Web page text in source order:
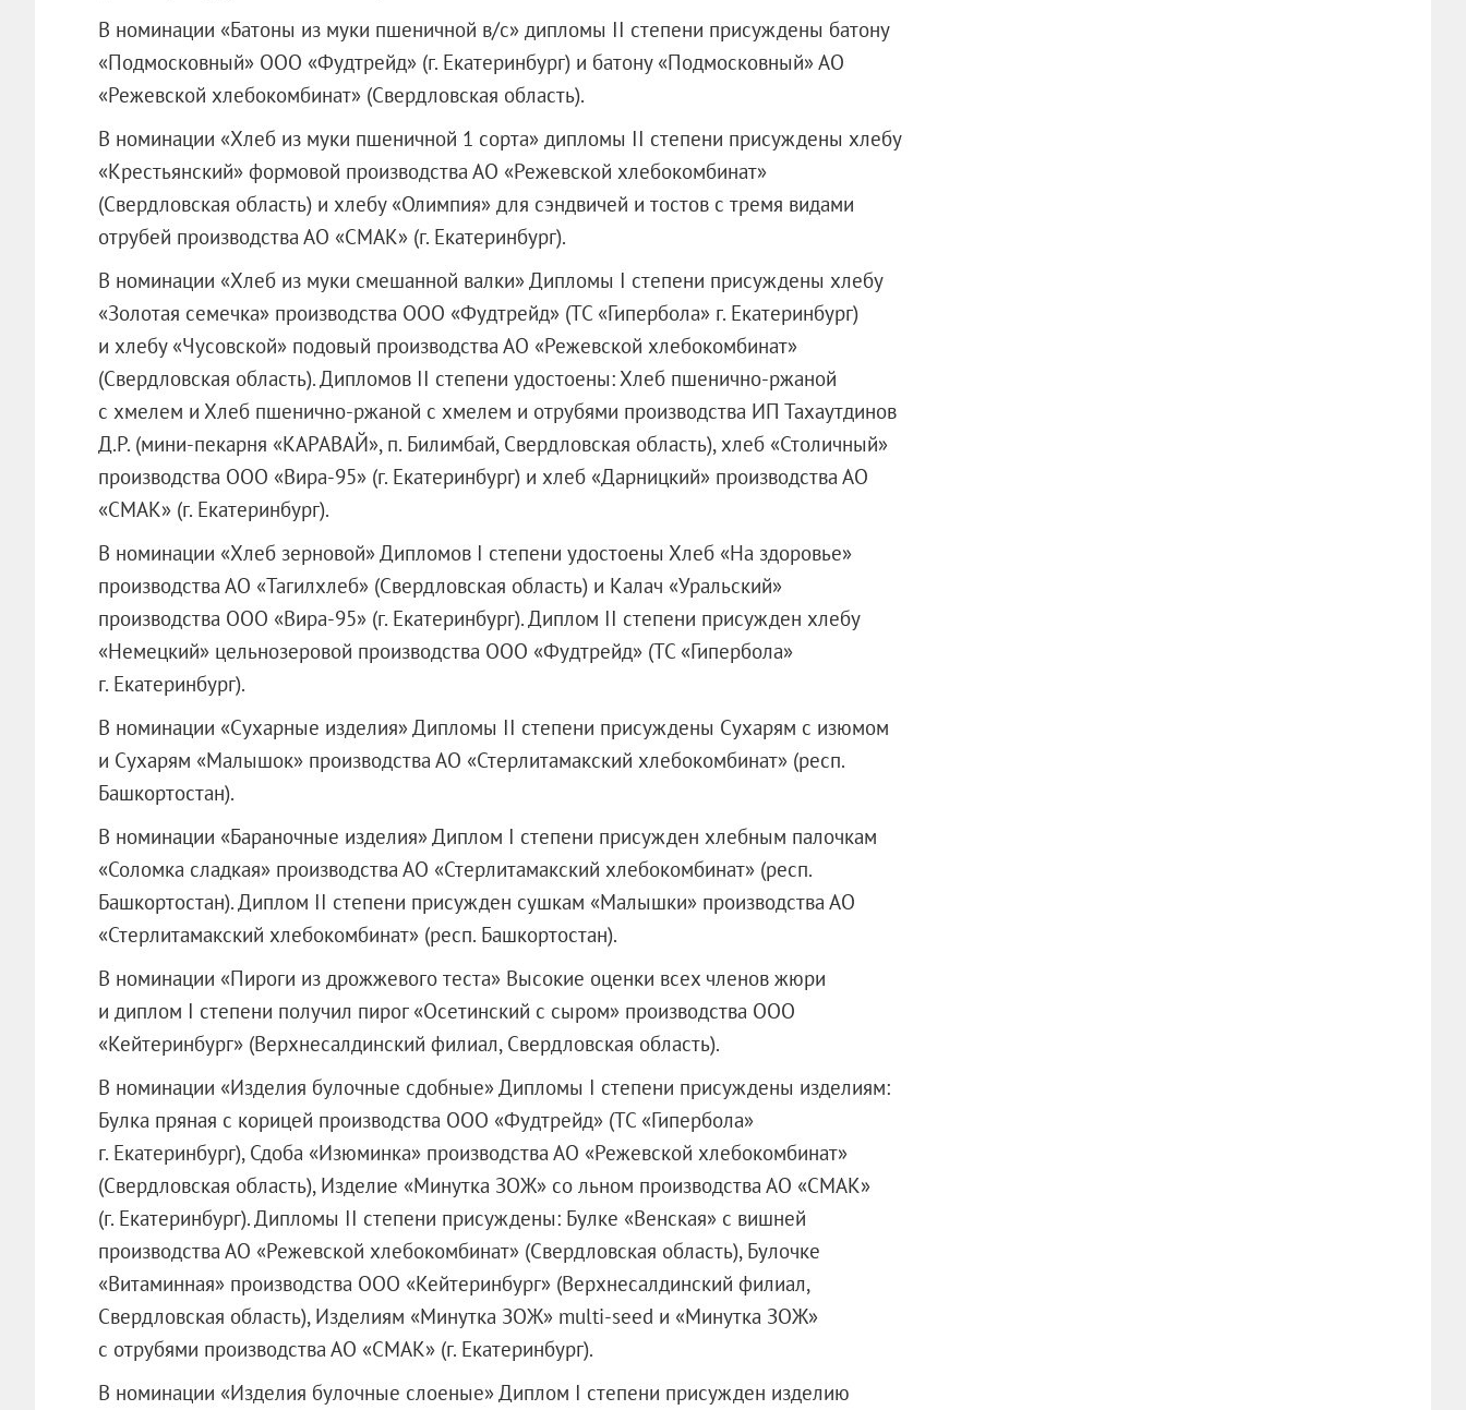
В номинации «Батоны из муки пшеничной в/с» дипломы II степени присуждены батону
«Подмосковный» ООО «Фудтрейд»(г. Екатеринбург) и батону «Подмосковный» АО
«Режевской хлебокомбинат» (Свердловская область).
В номинации «Хлеб из муки пшеничной 1 сорта» дипломы II степени присуждены хлебу
«Крестьянский» формовой производства АО «Режевской хлебокомбинат»
(Свердловская область) и хлебу «Олимпия» для сэндвичей и тостов с тремя видами
отрубей производства АО «СМАК» (г. Екатеринбург).
В номинации «Хлеб из муки смешанной валки» Дипломы I степени присуждены хлебу
«Золотая семечка» производства ООО «Фудтрейд»(ТС «Гипербола» г. Екатеринбург)
и хлебу «Чусовской» подовый производства АО «Режевской хлебокомбинат»
(Свердловская область). Дипломов II степени удостоены: Хлеб пшенично-ржаной
с хмелем и Хлеб пшенично-ржаной с хмелем и отрубями производства ИП Тахаутдинов
Д.Р. (мини-пекарня «КАРАВАЙ», п. Билимбай, Свердловская область), хлеб «Столичный»
производства ООО «Вира-95»(г. Екатеринбург) и хлеб «Дарницкий» производства АО
«СМАК» (г. Екатеринбург).
В номинации «Хлеб зерновой» Дипломов I степени удостоены Хлеб «На здоровье»
производства АО «Тагилхлеб» (Свердловская область) и Калач «Уральский»
производства ООО «Вира-95»(г. Екатеринбург). Диплом II степени присужден хлебу
«Немецкий» цельнозеровой производства ООО «Фудтрейд»(ТС «Гипербола»
г. Екатеринбург).
В номинации «Сухарные изделия» Дипломы II степени присуждены Сухарям с изюмом
и Сухарям «Малышок» производства АО «Стерлитамакский хлебокомбинат» (респ.
Башкортостан).
В номинации «Бараночные изделия» Диплом I степени присужден хлебным палочкам
«Соломка сладкая» производства АО «Стерлитамакский хлебокомбинат» (респ.
Башкортостан). Диплом II степени присужден сушкам «Малышки» производства АО
«Стерлитамакский хлебокомбинат» (респ. Башкортостан).
В номинации «Пироги из дрожжевого теста» Высокие оценки всех членов жюри
и диплом I степени получил пирог «Осетинский с сыром» производства ООО
«Кейтеринбург»(Верхнесалдинский филиал, Свердловская область).
В номинации «Изделия булочные сдобные» Дипломы I степени присуждены изделиям:
Булка пряная с корицей производства ООО «Фудтрейд»(ТС «Гипербола»
г. Екатеринбург), Сдоба «Изюминка» производства АО «Режевской хлебокомбинат»
(Свердловская область), Изделие «Минутка ЗОЖ» со льном производства АО «СМАК»
(г. Екатеринбург). Дипломы II степени присуждены: Булке «Венская» с вишней
производства АО «Режевской хлебокомбинат» (Свердловская область), Булочке
«Витаминная» производства ООО «Кейтеринбург»(Верхнесалдинский филиал,
Свердловская область), Изделиям «Минутка ЗОЖ» multi-seed и «Минутка ЗОЖ»
с отрубями производства АО «СМАК» (г. Екатеринбург).
В номинации «Изделия булочные слоеные» Диплом I степени присужден изделию